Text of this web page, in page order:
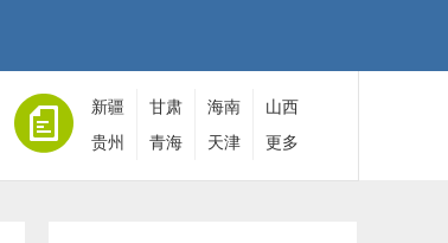
新疆 甘肃 海南
山西
贵州
青海 天津 更多